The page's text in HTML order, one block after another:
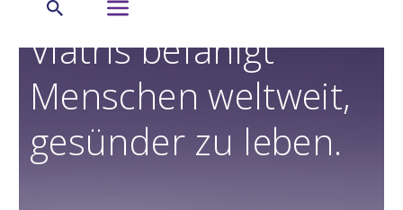
Viatris befähigt
Menschen weltweit,
gesünder zu leben.